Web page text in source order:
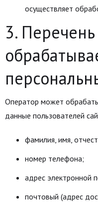
осуществляет
3. Перечень
Оператор может
данные пользователей
фамилия, имя,
номер телефона;
адрес электронной
почтовый (адрес